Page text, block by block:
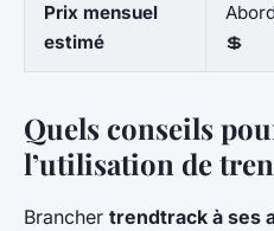
Prix mensuel
estimé
💲
Quels conseils
l’utilisation de
Brancher trendtrack à ses